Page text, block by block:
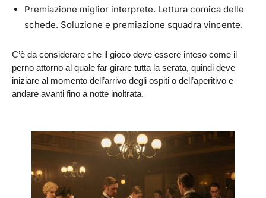
Premiazione miglior interprete. Lettura comica delle
schede. Soluzione e premiazione squadra vincente.
C’è da considerare che il gioco deve essere inteso come il
perno attorno al quale far girare tutta la serata, quindi deve
iniziare al momento dell’arrivo degli ospiti o dell’aperitivo e
andare avanti fino a notte inoltrata.